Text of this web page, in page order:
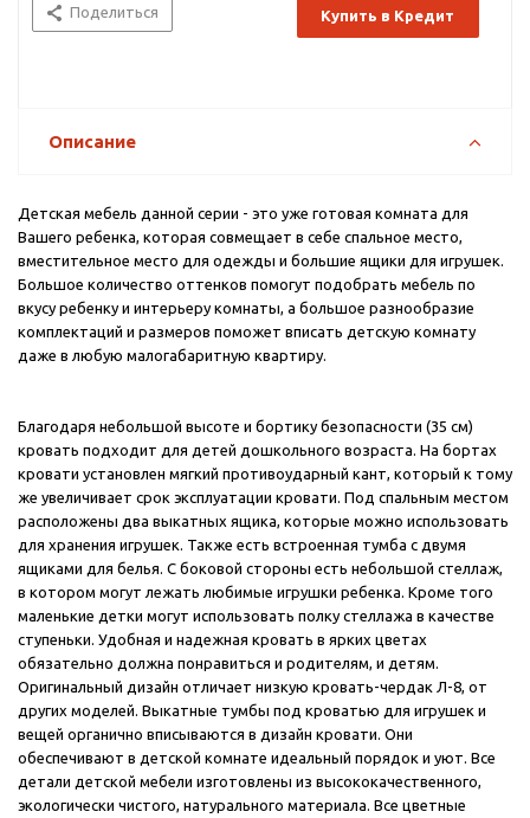
Поделиться Купить в Кредит
Описание
Детская мебель данной серии - это уже готовая комната для
Вашего ребенка, которая совмещает в себе спальное место,
вместительное место для одежды и большие ящики для игрушек.
Большое количество оттенков помогут подобрать мебель по
вкусу ребенку и интерьеру комнаты, а большое разнообразие
комплектаций и размеров поможет вписать детскую комнату
даже в любую малогабаритную квартиру.
Благодаря небольшой высоте и бортику безопасности (35 cм)
кровать подходит для детей дошкольного возраста. На бортах
кровати установлен мягкий противоударный кант, который к тому
же увеличивает срок эксплуатации кровати. Под спальным местом
расположены два выкатных ящика, которые можно использовать
для хранения игрушек. Также есть встроенная тумба с двумя
ящиками для белья. С боковой стороны есть небольшой стеллаж,
в котором могут лежать любимые игрушки ребенка. Кроме того
маленькие детки могут использовать полку стеллажа в качестве
ступеньки. Удобная и надежная кровать в ярких цветах
обязательно должна понравиться и родителям, и детям.
Оригинальный дизайн отличает низкую кровать-чердак Л-8, от
других моделей. Выкатные тумбы под кроватью для игрушек и
вещей органично вписываются в дизайн кровати. Они
обеспечивают в детской комнате идеальный порядок и уют. Все
детали детской мебели изготовлены из высококачественного,
экологически чистого, натурального материала. Все цветные